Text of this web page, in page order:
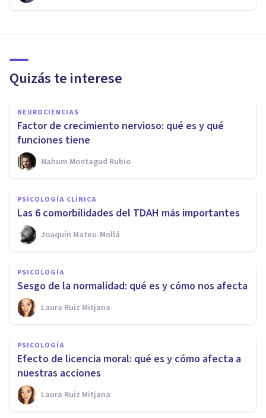
Quizás te interese
NEUROCIENCIAS
Factor de crecimiento nervioso: qué es y qué
funciones tiene
Nahum Montagud Rubio
PSICOLOGÍA CLÍNICA
Las 6 comorbilidades del TDAH más importantes
Joaquín Mateu-Mollá
PSICOLOGÍA
Sesgo de la normalidad: qué es y cómo nos afecta
Laura Ruiz Mitjana
PSICOLOGÍA
Efecto de licencia moral: qué es y cómo afecta a
nuestras acciones
Laura Ruiz Mitjana